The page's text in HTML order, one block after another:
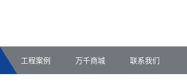
工程案例 万千商城 联系我们